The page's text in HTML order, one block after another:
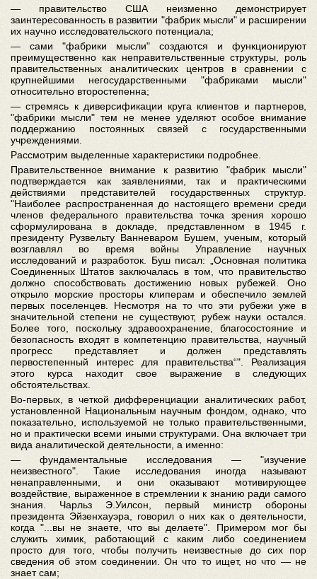
— правительство США неизменно демонстрирует
заинтересованность в развитии "фабрик мысли" и расширении
их научно исследовательского потенциала;
— сами "фабрики мысли" создаются и функционируют
преимущественно как неправительственные структуры, роль
правительственных аналитических центров в сравнении с
крупнейшими негосударственными "фабриками мысли"
относительно второстепенна;
— стремясь к диверсификации круга клиентов и партнеров,
"фабрики мысли" тем не менее уделяют особое внимание
поддержанию постоянных связей с государственными
учреждениями.
Рассмотрим выделенные характеристики подробнее.
Правительственное внимание к развитию "фабрик мысли"
подтверждается как заявлениями, так и практическими
действиями представителей государственных структур.
"Наиболее распространенная до настоящего времени среди
членов федерального правительства точка зрения хорошо
сформулирована в докладе, представленном в 1945 г.
президенту Рузвельту Ванневаром Бушем, ученым, который
возглавлял во время войны Управление научных
исследований и разработок. Буш писал: „Основная политика
Соединенных Штатов заключалась в том, что правительство
должно способствовать достижению новых рубежей. Оно
открыло морские просторы клиперам и обеспечило землей
первых поселенцев. Несмотря на то что эти рубежи уже в
значительной степени не существуют, рубеж науки остался.
Более того, поскольку здравоохранение, благосостояние и
безопасность входят в компетенцию правительства, научный
прогресс представляет и должен представлять
первостепенный интерес для правительства“". Реализация
этого курса находит свое выражение в следующих
обстоятельствах.
Во-первых, в четкой дифференциации аналитических работ,
установленной Национальным научным фондом, однако, что
показательно, используемой не только правительственными,
но и практически всеми иными структурами. Она включает три
вида аналитической деятельности, а именно:
— фундаментальные исследования — "изучение
неизвестного". Такие исследования иногда называют
ненаправленными, и они оказывают мотивирующее
воздействие, выраженное в стремлении к знанию ради самого
знания. Чарльз Э.Уилсон, первый министр обороны
президента Эйзенхауэра, говорил о них как о деятельности,
когда "...вы не знаете, что вы делаете". Примером мог бы
служить химик, работающий с каким либо соединением
просто для того, чтобы получить неизвестные до сих пор
сведения об этом соединении. Он что то ищет, но что — не
знает сам;